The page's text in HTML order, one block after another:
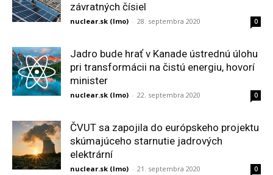
závratných čísiel
nuclear.sk (lmo) - 28. septembra 2020 0
Jadro bude hrať v Kanade ústrednú úlohu
pri transformácii na čistú energiu, hovorí
minister
nuclear.sk (lmo) - 22. septembra 2020 0
ČVUT sa zapojila do európskeho projektu
skúmajúceho starnutie jadrových
elektrární
nuclear.sk (lmo) - 21. septembra 2020 0